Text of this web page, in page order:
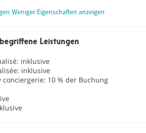
Weniger Eigenschaften anzeigen
Leistungen
inklusive
inklusive
conciergerie: 10 % der Buchung